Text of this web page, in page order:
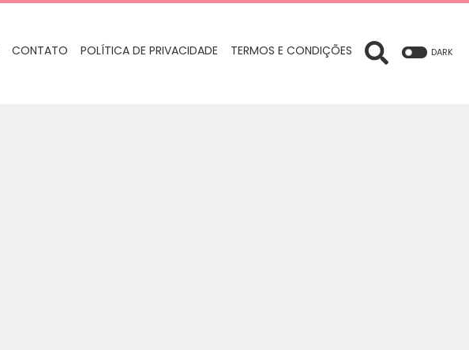
CONTATO POLÍTICA DE PRIVACIDADE TERMOS E CONDIÇÕES DARK